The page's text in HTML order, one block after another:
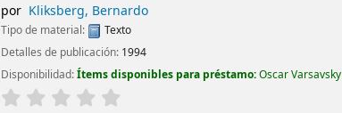
por Kliksberg, Bernardo
Tipo de material:
Texto
Detalles de publicación: 1994
Disponibilidad:Ítems disponibles para préstamo:Oscar Varsavsky